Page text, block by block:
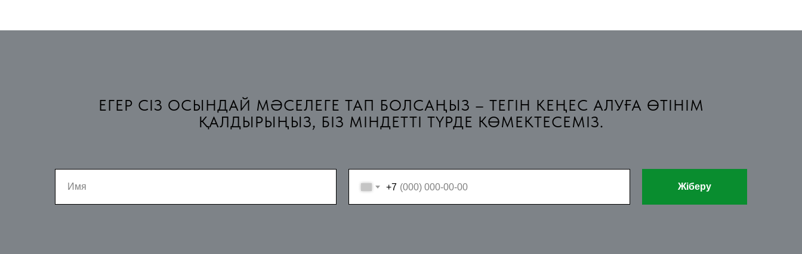
ЕГЕР СІЗ ОСЫНДАЙ МӘСЕЛЕГЕ ТАП БОЛСАҢЫЗ – ТЕГІН КЕҢЕС АЛУҒА ӨТІНІМ
ҚАЛДЫРЫҢЫЗ, БІЗ МІНДЕТТІ ТҮРДЕ КӨМЕКТЕСЕМІЗ.
+7 Жіберу